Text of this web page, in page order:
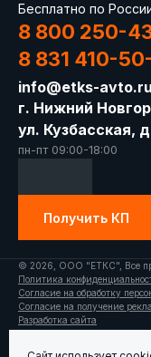
Бесплатно по
8 800 250-
8 831 410-
info@etks-avto.ru
г. Нижний
ул. Кузбасская,
пн-пт 09:00-18:00
Получить КП
© 2026, ООО "ЕТКС", Все
Политика
Согласие на обработку
Согласие на получение
Разработка сайта